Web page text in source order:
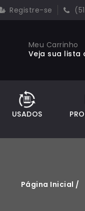
Registre-se
Meu Carrinho
Veja sua lista
USADOS
Página Inicial /